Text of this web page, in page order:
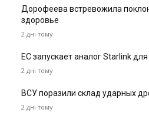
Дорофеева встревожила
здоровье
2 дні тому
ЕС запускает аналог Starlink
2 дні тому
ВСУ поразили склад ударных
2 дні тому